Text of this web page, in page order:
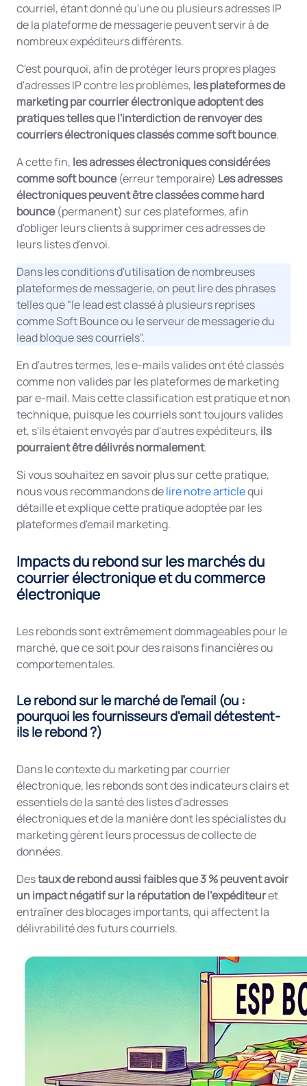
courriel, étant donné qu'une ou plusieurs adresses IP
de la plateforme de messagerie peuvent servir à de
nombreux expéditeurs différents.
C'est pourquoi, afin de protéger leurs propres plages
d'adresses IP contre les problèmes, les plateformes de
marketing par courrier électronique adoptent des
pratiques telles que l'interdiction de renvoyer des
courriers électroniques classés comme soft bounce.
A cette fin, les adresses électroniques considérées
comme soft bounce(erreur temporaire) Les adresses
électroniques peuvent être classées comme hard
bounce(permanent) sur ces plateformes, afin
d'obliger leurs clients à supprimer ces adresses de
leurs listes d'envoi.
Dans les conditions d'utilisation de nombreuses
plateformes de messagerie, on peut lire des phrases
telles que "le lead est classé à plusieurs reprises
comme Soft Bounce ou le serveur de messagerie du
lead bloque ses courriels".
En d'autres termes, les e-mails valides ont été classés
comme non valides par les plateformes de marketing
par e-mail. Mais cette classification est pratique et non
technique, puisque les courriels sont toujours valides
et, s'ils étaient envoyés par d'autres expéditeurs, ils
pourraient être délivrés normalement.
Si vous souhaitez en savoir plus sur cette pratique,
nous vous recommandons delire notre articlequi
détaille et explique cette pratique adoptée par les
plateformes d'email marketing.
Impacts du rebond sur les marchés du
courrier électronique et du commerce
électronique
Les rebonds sont extrêmement dommageables pour le
marché, que ce soit pour des raisons financières ou
comportementales.
Le rebond sur le marché de l'email (ou :
pourquoi les fournisseurs d'email détestent-
ils le rebond ?)
Dans le contexte du marketing par courrier
électronique, les rebonds sont des indicateurs clairs et
essentiels de la santé des listes d'adresses
électroniques et de la manière dont les spécialistes du
marketing gèrent leurs processus de collecte de
données.
Destaux de rebond aussi faibles que 3 % peuvent avoir
un impact négatif sur la réputation de l'expéditeuret
entraîner des blocages importants, qui affectent la
délivrabilité des futurs courriels.